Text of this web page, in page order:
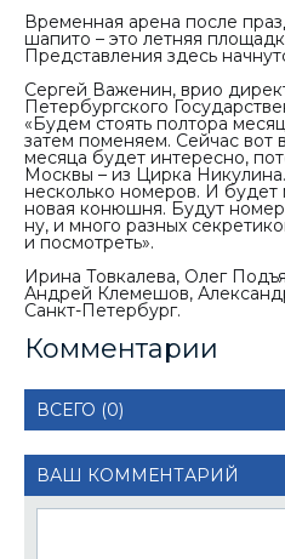
Временная арена после
шапито – это летняя
Представления здесь
Сергей Важенин, врио
Петербургского
«Будем стоять полтора
затем поменяем. Сейчас вот
месяца будет интересно,
Москвы – из Цирка
несколько номеров. И будет
новая конюшня. Будут
ну, и много разных
и посмотреть».
Ирина Товкалева, Олег
Андрей Клемешов,
Санкт-Петербург.
Комментарии
ВСЕГО (0)
ВАШ КОММЕНТАРИЙ